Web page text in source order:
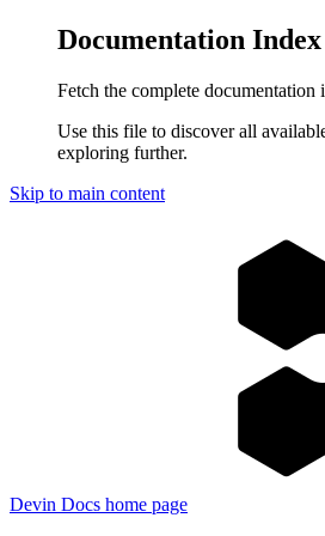
Documentation Index
Fetch the complete documentation
Use this file to discover all
exploring further.
Skip to main content
Devin Docs home page